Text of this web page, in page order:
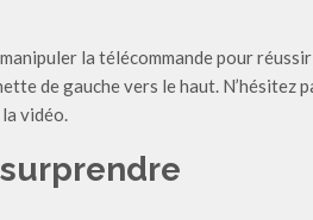
la télécommande pour
de gauche vers le haut. N’hésitez
vidéo.